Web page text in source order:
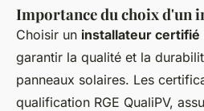
Importance du choix d'un
Choisir un installateur certifié
garantir la qualité et la
panneaux solaires. Les
qualification RGE QualiPV,